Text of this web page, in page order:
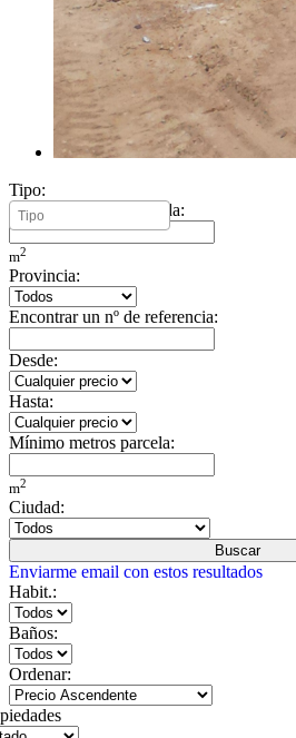
Tipo:
Mínimo metros vivienda:
m2
Provincia:
Encontrar un nº de referencia:
Desde:
Hasta:
Mínimo metros parcela:
m2
Ciudad:
Buscar
Enviarme email con estos resultados
Habit.:
Baños:
Ordenar: